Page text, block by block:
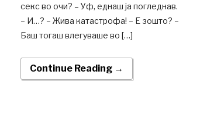
секс во очи? – Уф, еднаш ја погледнав.
– И…? – Жива катастрофа! – Е зошто? –
Баш тогаш влегуваше во […]
Continue Reading →